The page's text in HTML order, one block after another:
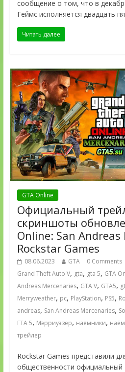
сообщение о том, что в
Геймс исполняется двадцать
Читать далее
GTA Online
Официальный
скриншоты
Online: San Andreas
Rockstar Games
08.06.2023 GTA 0 Comments
Grand Theft Auto V, gta, gta 5, GTA
Andreas Mercenaries, GTA V, GTA5,
Merryweather, pc, PlayStation, PS5,
andreas, San Andreas Mercenaries,
ГТА 5, Мэрриуэзер, наемники,
трейлер
Rockstar Games представили
общественности официальный